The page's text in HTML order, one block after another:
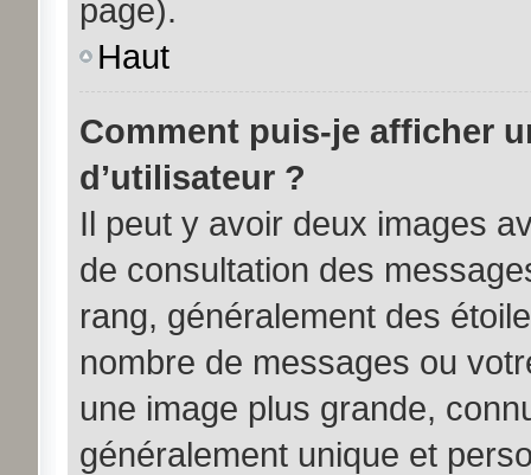
page).
Haut
Comment puis-je afficher
d’utilisateur ?
Il peut y avoir deux images
de consultation des
rang, généralement des
nombre de messages ou
une image plus grande,
généralement unique et